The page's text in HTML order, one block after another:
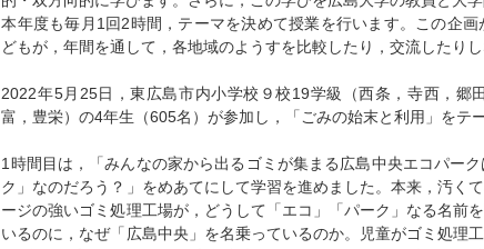
本年度も毎月1回2時間，テーマを決めて授業を行います。この企
どもが，年間を通して，各地域のようすを比較したり，交流したり
2022年5月25日，東広島市内小学校９校19学級（西条，寺西，郷
富，豊栄）の4年生（605名）が参加し，「ごみの始末と利用」をテ
1時間目は，「みんなの家から出るゴミが集まる広島中央エコパー
ク」なのだろう？」をめあてにして学習を進めました。本来，汚く
ージの強いゴミ処理工場が，どうして「エコ」「パーク」なる名前
いるのに，なぜ「広島中央」を名乗っているのか。児童がゴミ処理